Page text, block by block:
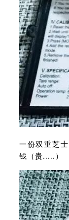
一份双重芝
钱（贵.....）